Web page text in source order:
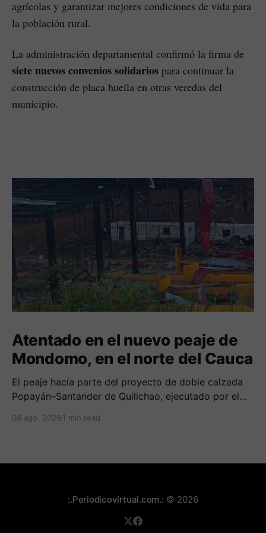
agrícolas y garantizar mejores condiciones de vida para
la población rural.
La administración departamental confirmó la firma de
siete nuevos convenios solidarios para continuar la
construcción de placa huella en otras veredas del
municipio.
Atentado en el nuevo peaje de
Mondomo, en el norte del Cauca
El peaje hacía parte del proyecto de doble calzada
Popayán–Santander de Quilichao, ejecutado por el
08 ago. 2026 1 min read
:.Periodicovirtual.com.: © 2026